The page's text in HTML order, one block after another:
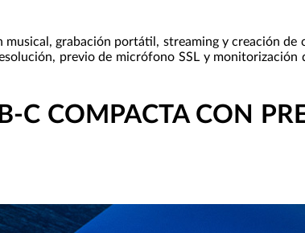
grabación portátil, streaming y creación de
previo de micrófono SSL y monitorización
C COMPACTA CON